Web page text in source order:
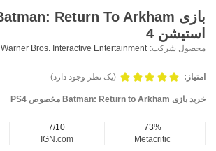
استیشن 4
محصول شرکت: Warner Bros. Interactive Entertainment
امتیاز: (یک نظر وجود دارد)
خرید بازی Batman: Return to Arkham مخصوص PS4
73%
Metacritic
7/10
IGN.com